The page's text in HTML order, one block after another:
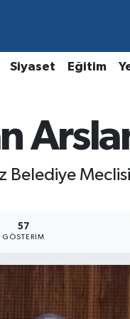
Siyaset Eğitim
Belediye
57
GÖSTERIM